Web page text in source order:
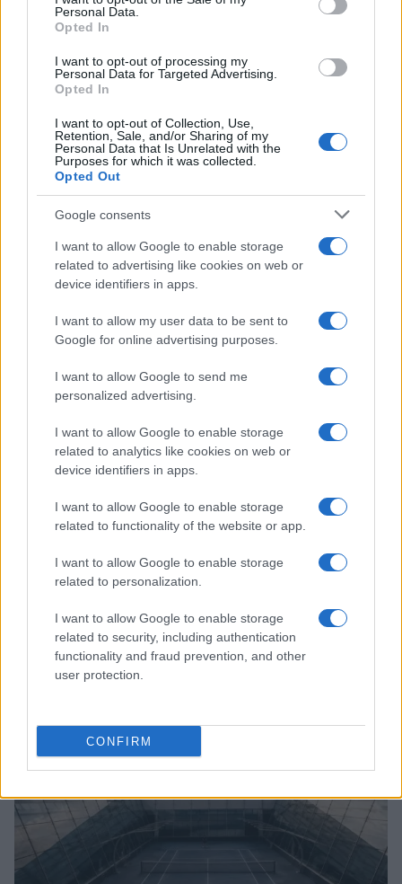
Personal Data.
Opted In
I want to opt-out of processing my
Personal Data for Targeted Advertising.
Opted In
I want to opt-out of Collection, Use,
Retention, Sale, and/or Sharing of my
Personal Data that Is Unrelated with the
Purposes for which it was collected.
Opted Out
Google consents
I want to allow Google to enable storage
related to advertising like cookies on web or
device identifiers in apps.
I want to allow my user data to be sent to
Google for online advertising purposes.
I want to allow Google to send me
personalized advertising.
I want to allow Google to enable storage
related to analytics like cookies on web or
device identifiers in apps.
I want to allow Google to enable storage
related to functionality of the website or app.
I want to allow Google to enable storage
related to personalization.
I want to allow Google to enable storage
related to security, including authentication
functionality and fraud prevention, and other
user protection.
CONFIRM
americano e lo US Open già all’orizzonte.
AUTORE
Ilaria Mauri
Ilaria Mauri, bolognese, decise di seguire il
giornalismo sportivo dopo una notte al
Dall'Ara durante una partita decisiva: oggi
coordina le pagine di competizioni e
commenti. In redazione predilige reportage
partita come prova della svolta.
TENNIS